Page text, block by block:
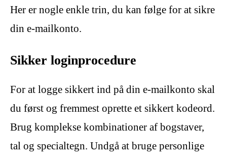
Her er nogle enkle trin, du kan følge for at sikre
din e-mailkonto.
Sikker loginprocedure
For at logge sikkert ind på din e-mailkonto skal
du først og fremmest oprette et sikkert kodeord.
Brug komplekse kombinationer af bogstaver,
tal og specialtegn. Undgå at bruge personlige